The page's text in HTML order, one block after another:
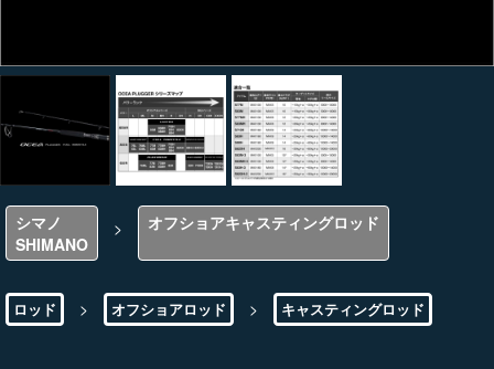
シマノ
SHIMANO
> オフショアキャスティングロッド
ロッド > オフショアロッド > キャスティングロッド